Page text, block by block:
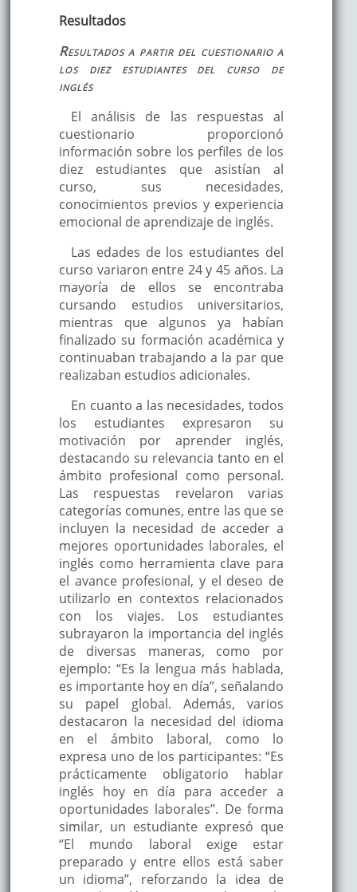
Resultados
Resultados a partir del cuestionario a
los diez estudiantes del curso de
inglés
El análisis de las respuestas al
cuestionario proporcionó
información sobre los perfiles de los
diez estudiantes que asistían al
curso, sus necesidades,
conocimientos previos y experiencia
emocional de aprendizaje de inglés.
Las edades de los estudiantes del
curso variaron entre 24 y 45 años. La
mayoría de ellos se encontraba
cursando estudios universitarios,
mientras que algunos ya habían
finalizado su formación académica y
continuaban trabajando a la par que
realizaban estudios adicionales.
En cuanto a las necesidades, todos
los estudiantes expresaron su
motivación por aprender inglés,
destacando su relevancia tanto en el
ámbito profesional como personal.
Las respuestas revelaron varias
categorías comunes, entre las que se
incluyen la necesidad de acceder a
mejores oportunidades laborales, el
inglés como herramienta clave para
el avance profesional, y el deseo de
utilizarlo en contextos relacionados
con los viajes. Los estudiantes
subrayaron la importancia del inglés
de diversas maneras, como por
ejemplo: “Es la lengua más hablada,
es importante hoy en día”, señalando
su papel global. Además, varios
destacaron la necesidad del idioma
en el ámbito laboral, como lo
expresa uno de los participantes: “Es
prácticamente obligatorio hablar
inglés hoy en día para acceder a
oportunidades laborales”. De forma
similar, un estudiante expresó que
“El mundo laboral exige estar
preparado y entre ellos está saber
un idioma”, reforzando la idea de